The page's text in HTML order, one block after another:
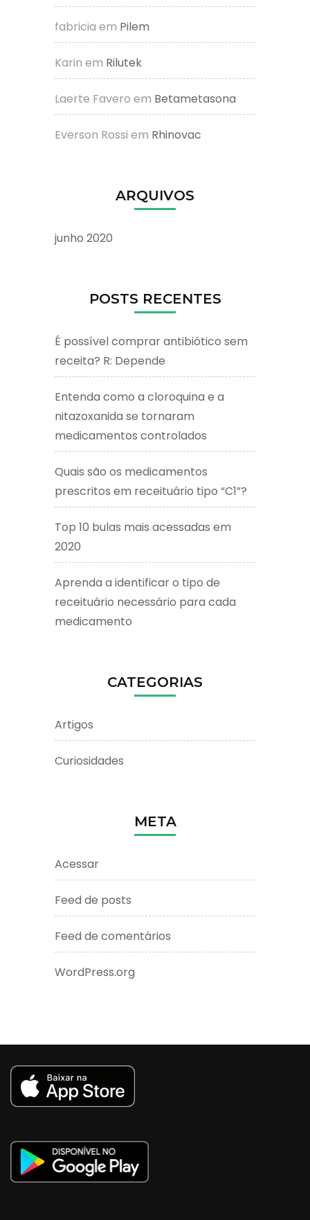
fabricia em Pilem
Karin em Rilutek
Laerte Favero em Betametasona
Everson Rossi em Rhinovac
ARQUIVOS
junho 2020
POSTS RECENTES
É possível comprar antibiótico sem
receita? R: Depende
Entenda como a cloroquina e a
nitazoxanida se tornaram
medicamentos controlados
Quais são os medicamentos
prescritos em receituário tipo “C1”?
Top 10 bulas mais acessadas em
2020
Aprenda a identificar o tipo de
receituário necessário para cada
medicamento
CATEGORIAS
Artigos
Curiosidades
META
Acessar
Feed de posts
Feed de comentários
WordPress.org